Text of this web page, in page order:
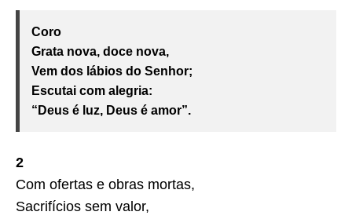
Coro
Grata nova, doce nova,
Vem dos lábios do Senhor;
Escutai com alegria:
“Deus é luz, Deus é amor”.
2
Com ofertas e obras mortas,
Sacrifícios sem valor,